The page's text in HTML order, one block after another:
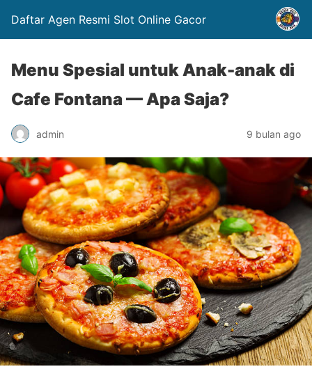
Daftar Agen Resmi Slot Online Gacor
Menu Spesial untuk Anak-anak di
Cafe Fontana — Apa Saja?
admin 9 bulan ago